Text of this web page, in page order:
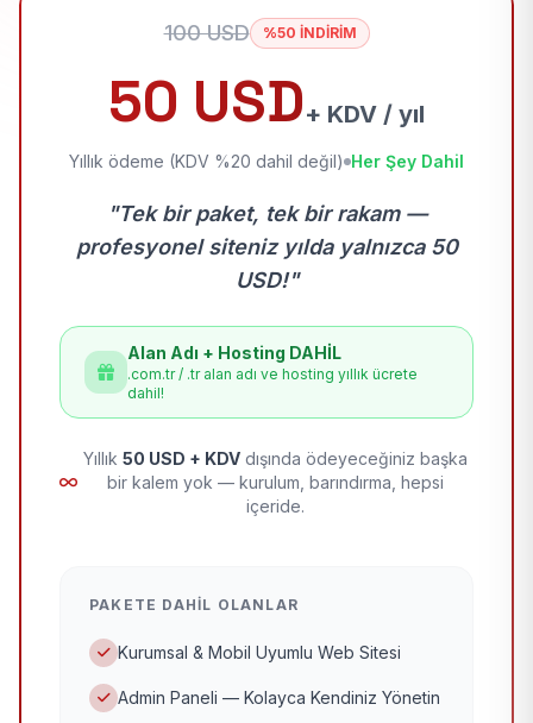
100 USD %50 İNDİRİM
50 USD+ KDV / yıl
Yıllık ödeme (KDV %20 dahil değil) Her Şey Dahil
"Tek bir paket, tek bir rakam —
profesyonel siteniz yılda yalnızca 50
USD!"
Alan Adı + Hosting DAHİL
.com.tr / .tr alan adı ve hosting yıllık ücrete
dahil!
Yıllık 50 USD + KDV dışında ödeyeceğiniz başka
bir kalem yok — kurulum, barındırma, hepsi
içeride.
PAKETE DAHIL OLANLAR
Kurumsal & Mobil Uyumlu Web Sitesi
Admin Paneli — Kolayca Kendiniz Yönetin